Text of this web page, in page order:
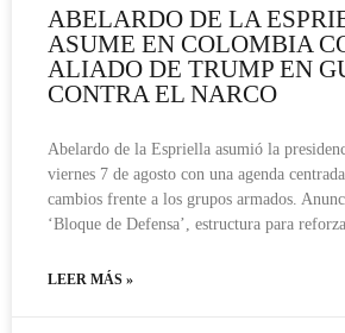
ABELARDO DE LA
ASUME EN COLOMBIA
ALIADO DE TRUMP EN
CONTRA EL NARCO
Abelardo de la Espriella asumió la
viernes 7 de agosto con una agenda
cambios frente a los grupos armados.
‘Bloque de Defensa’, estructura para
LEER MÁS »